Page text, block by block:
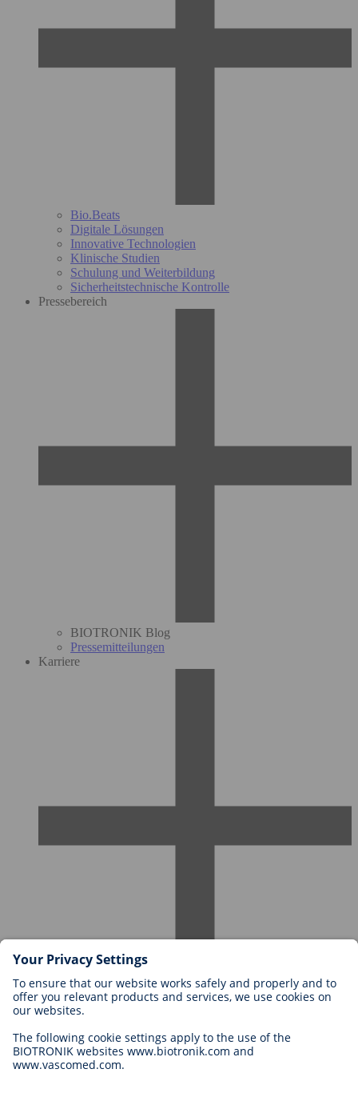
Bio.Beats
Digitale Lösungen
Innovative Technologien
Klinische Studien
Schulung und Weiterbildung
Sicherheitstechnische Kontrolle
Pressebereich
BIOTRONIK Blog
Pressemitteilungen
Karriere
Karriere bei BIOTRONIK
Einstieg
Bewerbung
Karrierechancen